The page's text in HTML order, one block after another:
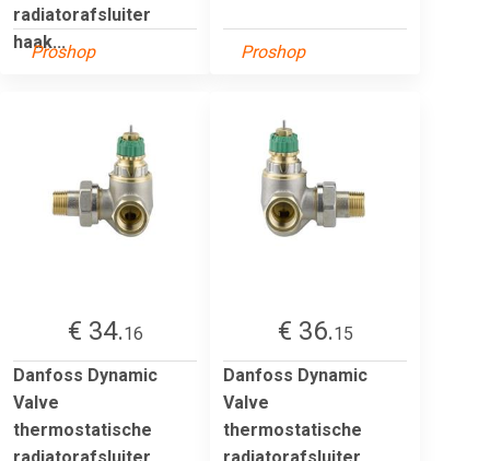
radiatorafsluiter
haak...
Proshop Proshop
€ 34.16
Danfoss Dynamic
Valve
thermostatische
€ 36.15
Danfoss Dynamic
Valve
thermostatische